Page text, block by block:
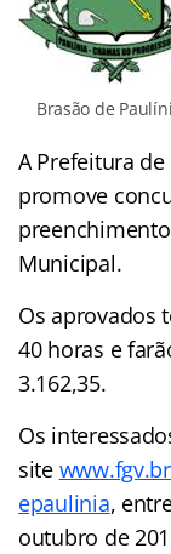
Brasão de
A Prefeitura
promove
Municipal.
Os aprovados
40 horas e
3.162,35.
Os
site
epaulinia,
outubro de